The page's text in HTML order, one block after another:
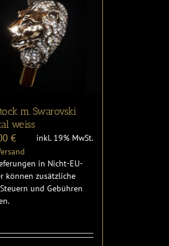
m. Swarovski
weiss
€
inkl. 19% MwSt.
in Nicht-EU-
können zusätzliche
und Gebühren